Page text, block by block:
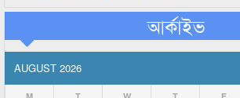
আর্কাইভ
AUGUST 2026